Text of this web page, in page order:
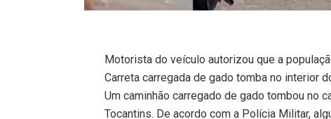
Motorista do veículo autorizou que a
Carreta carregada de gado tomba no interior
Um caminhão carregado de gado tombou no
Tocantins. De acordo com a Polícia Militar,